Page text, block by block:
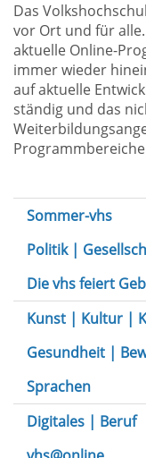
Das
vor Ort und für
aktuelle Online-
immer wieder
auf aktuelle
ständig und das
Sommer-vhs
Politik |
Die vhs feiert
Kunst | Kultur |
Gesundheit |
Sprachen
Digitales | Beruf